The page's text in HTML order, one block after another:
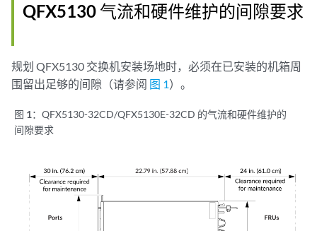
QFX5130 气流和硬件维护的间隙要求
规划 QFX5130 交换机安装场地时，必须在已安装的机箱周
围留出足够的间隙（请参阅 图 1）。
图 1： QFX5130-32CD/QFX5130E-32CD 的气流和硬件维护的
间隙要求